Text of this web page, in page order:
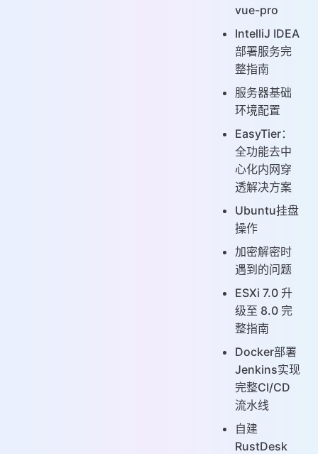
vue-pro
IntelliJ IDEA
部署服务完
整指南
服务器基础
环境配置
EasyTier：
全功能去中
心化内网穿
透解决方案
Ubuntu挂盘
操作
加密解密时
遇到的问题
ESXi 7.0 升
级至 8.0 完
整指南
Docker部署
Jenkins实现
完整CI/CD
流水线
自建
RustDesk